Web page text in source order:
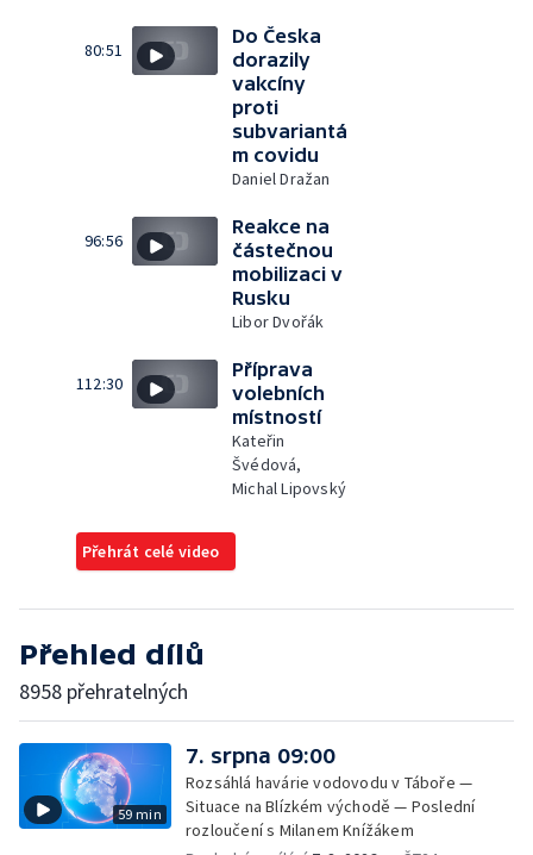
80:51
Do Česka
dorazily
vakcíny
proti
subvariantá
m covidu
Daniel Dražan
96:56
Reakce na
částečnou
mobilizaci v
Rusku
Libor Dvořák
112:30
Příprava
volebních
místností
Kateřin
Švédová,
Michal Lipovský
Přehrát celé video
Přehled dílů
8958 přehratelných
59 min
7. srpna 09:00
Rozsáhlá havárie vodovodu v Táboře —
Situace na Blízkém východě — Poslední
rozloučení s Milanem Knížákem